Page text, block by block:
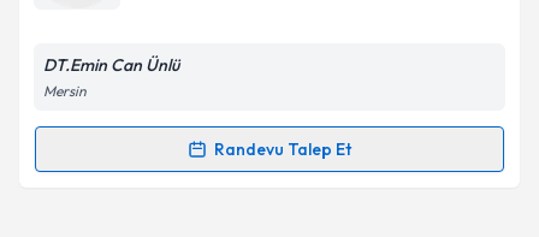
Kişisel verilerimin işlenmesine ilişkin
Metni'ni okudum ve kişisel verilerimin belirtilen
DT.Emin Can Ünlü
Mersin
Randevu Talep Et
Randevu Takvimi Talebi